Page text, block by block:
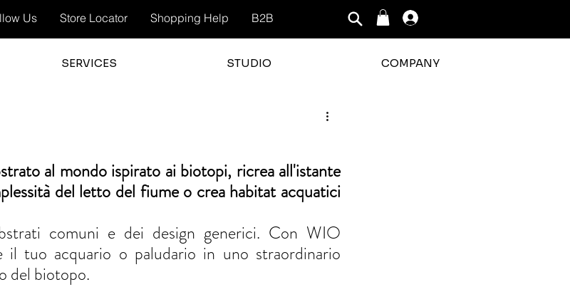
Us Store Locator Shopping Help B2B
SERVICES STUDIO COMPANY
al mondo ispirato ai biotopi, ricrea all'istante
del letto del fiume o crea habitat acquatici
comuni e dei design generici. Con WIO
il tuo acquario o paludario in uno straordinario
del biotopo.